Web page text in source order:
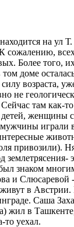
на ул
Более того,
доме
возраста,
не
там как-
женщины
играли
привозили).
знаком
и Слюсаревой
в Австрии.
Саша
жил в
то уехал.